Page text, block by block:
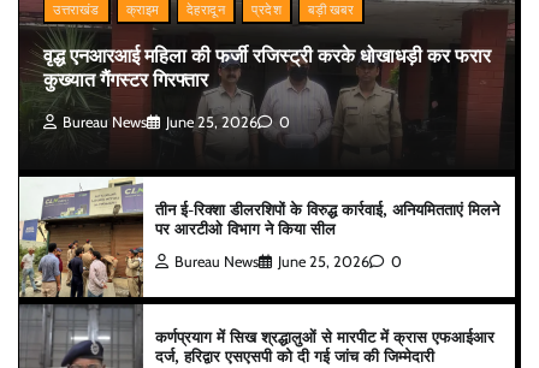
उत्तराखंड क्राइम देहरादून प्रदेश बड़ी खबर
वृद्ध एनआरआई महिला की फर्जी रजिस्ट्री करके धोखाधड़ी कर फरार
कुख्यात गैंगस्टर गिरफ्तार
Bureau News June 25, 2026 0
तीन ई-रिक्शा डीलरशिपों के विरुद्ध कार्रवाई, अनियमितताएं मिलने
पर आरटीओ विभाग ने किया सील
Bureau News June 25, 2026 0
कर्णप्रयाग में सिख श्रद्धालुओं से मारपीट में क्रास एफआईआर
दर्ज, हरिद्वार एसएसपी को दी गई जांच की जिम्मेदारी